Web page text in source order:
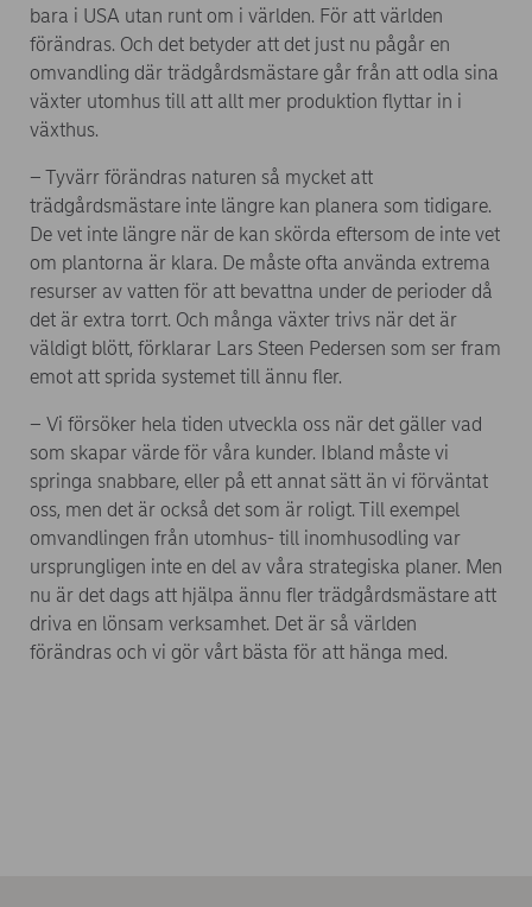
bara i USA utan runt om i världen. För att världen
förändras. Och det betyder att det just nu pågår en
omvandling där trädgårdsmästare går från att odla sina
växter utomhus till att allt mer produktion flyttar in i
växthus.
– Tyvärr förändras naturen så mycket att
trädgårdsmästare inte längre kan planera som tidigare.
De vet inte längre när de kan skörda eftersom de inte vet
om plantorna är klara. De måste ofta använda extrema
resurser av vatten för att bevattna under de perioder då
det är extra torrt. Och många växter trivs när det är
väldigt blött, förklarar Lars Steen Pedersen som ser fram
emot att sprida systemet till ännu fler.
– Vi försöker hela tiden utveckla oss när det gäller vad
som skapar värde för våra kunder. Ibland måste vi
springa snabbare, eller på ett annat sätt än vi förväntat
oss, men det är också det som är roligt. Till exempel
omvandlingen från utomhus- till inomhusodling var
ursprungligen inte en del av våra strategiska planer. Men
nu är det dags att hjälpa ännu fler trädgårdsmästare att
driva en lönsam verksamhet. Det är så världen
förändras och vi gör vårt bästa för att hänga med.